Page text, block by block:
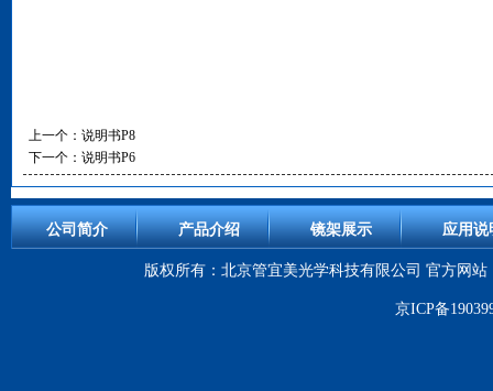
上一个： 说明书P8
下一个： 说明书P6
公司简介 产品介绍 镜架展示 应用说
版权所有：北京管宜美光学科技有限公司 官方网站
京ICP备